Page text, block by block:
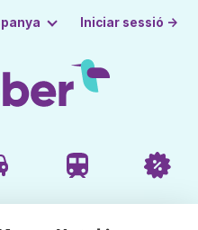
Iniciar sessió →